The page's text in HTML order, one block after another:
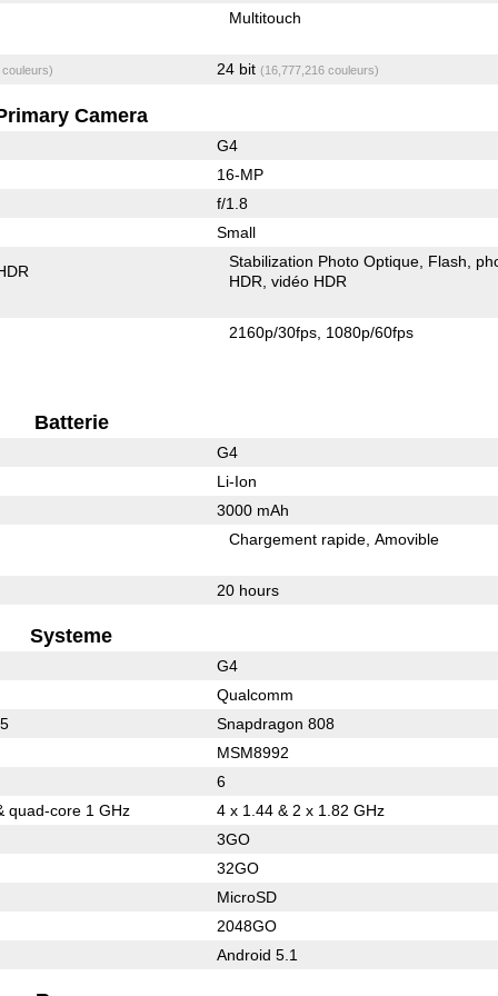
Multitouch
24 bit (16,777,216 couleurs)
Camera
G4
16-MP
f/1.8
Small
Stabilization Photo Optique Flash
HDR vidéo HDR
2160p/30fps 1080p/60fps
Batterie
G4
Li-Ion
3000 mAh
Chargement rapide Amovible
20 hours
Systeme
G4
Qualcomm
Snapdragon 808
MSM8992
6
quad-core 1 GHz
4 x 1.44 & 2 x 1.82 GHz
3GO
32GO
MicroSD
2048GO
Android 5.1